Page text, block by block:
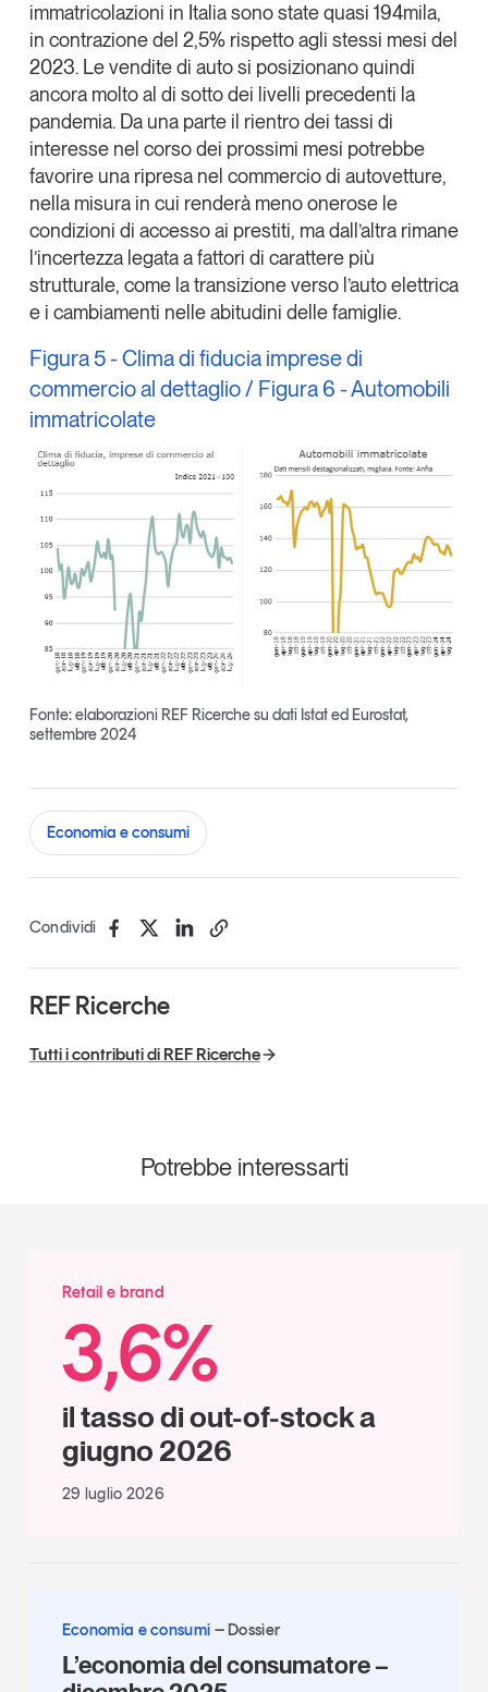
immatricolazioni in Italia sono state quasi 194mila,
in contrazione del 2,5% rispetto agli stessi mesi del
2023. Le vendite di auto si posizionano quindi
ancora molto al di sotto dei livelli precedenti la
pandemia. Da una parte il rientro dei tassi di
interesse nel corso dei prossimi mesi potrebbe
favorire una ripresa nel commercio di autovetture,
nella misura in cui renderà meno onerose le
condizioni di accesso ai prestiti, ma dall’altra rimane
l’incertezza legata a fattori di carattere più
strutturale, come la transizione verso l’auto elettrica
e i cambiamenti nelle abitudini delle famiglie.
Figura 5 - Clima di fiducia imprese di
commercio al dettaglio / Figura 6 - Automobili
immatricolate
Fonte: elaborazioni REF Ricerche su dati Istat ed Eurostat,
settembre 2024
Economia e consumi
Condividi
REF Ricerche
Tutti i contributi di REF Ricerche
Potrebbe interessarti
Retail e brand
3,6%
il tasso di out-of-stock a
giugno 2026
29 luglio 2026
Economia e consumi Dossier
L’economia del consumatore –